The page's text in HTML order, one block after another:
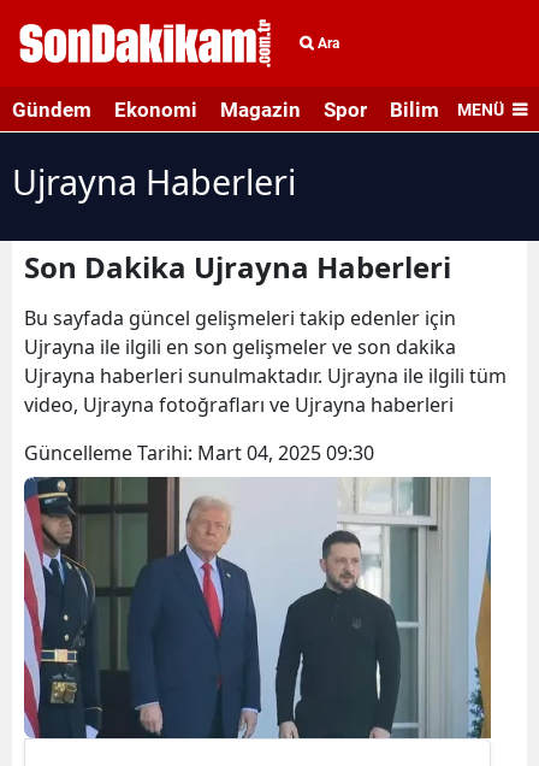
Ara
Gündem Ekonomi Magazin Spor Bilim veMENÜ
Ujrayna Haberleri
Son Dakika Ujrayna Haberleri
Bu sayfada güncel gelişmeleri takip edenler için
Ujrayna ile ilgili en son gelişmeler ve son dakika
Ujrayna haberleri sunulmaktadır. Ujrayna ile ilgili tüm
video, Ujrayna fotoğrafları ve Ujrayna haberleri
Güncelleme Tarihi: Mart 04, 2025 09:30